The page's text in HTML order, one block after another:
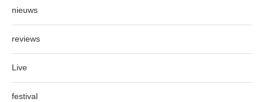
nieuws
reviews
Live
festival